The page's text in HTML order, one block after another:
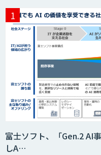
異常
需要
『
富士ソフト、「Gen.2 AI
しA…